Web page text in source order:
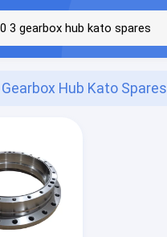
Hub Kato Spares